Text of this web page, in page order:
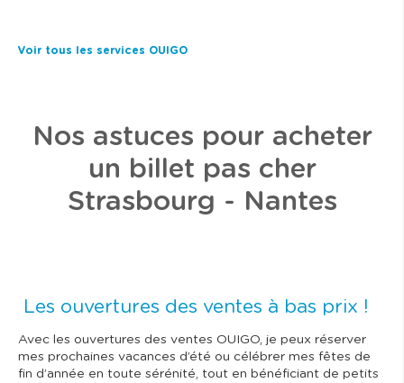
Voir tous les services OUIGO
Nos astuces pour acheter
un billet pas cher
Strasbourg - Nantes
Les ouvertures des ventes à bas prix !
Avec les ouvertures des ventes OUIGO, je peux réserver
mes prochaines vacances d’été ou célébrer mes fêtes de
fin d’année en toute sérénité, tout en bénéficiant de petits